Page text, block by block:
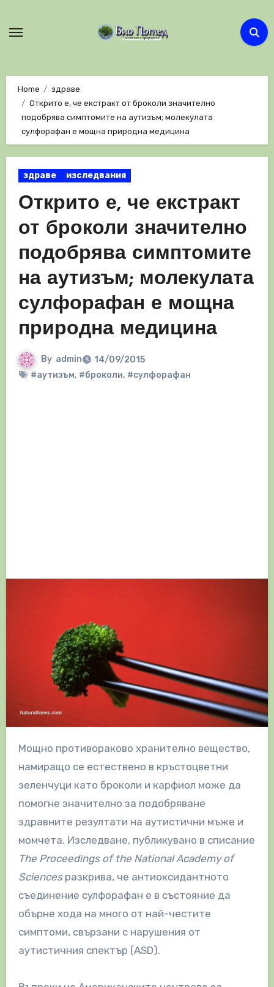
Home
здраве
Открито е, че екстракт от броколи значително
подобрява симптомите на аутизъм; молекулата
сулфорафан е мощна природна медицина
здраве изследвания
Открито е, че екстракт
от броколи значително
подобрява симптомите
на аутизъм; молекулата
сулфорафан е мощна
природна медицина
By admin
14/09/2015
#аутизъм, #броколи, #сулфорафан
Мощно противораково хранително вещество,
намиращо се естествено в кръстоцветни
зеленчуци като броколи и карфиол може да
помогне значително за подобряване
здравните резултати на аутистични мъже и
момчета. Изследване, публикувано в списание
The Proceedings of the National Academy of
Sciencesразкрива, че антиоксидантното
съединение сулфорафан е в състояние да
обърне хода на много от най-честите
симптоми, свързани с нарушения от
аутистичния спектър (ASD).